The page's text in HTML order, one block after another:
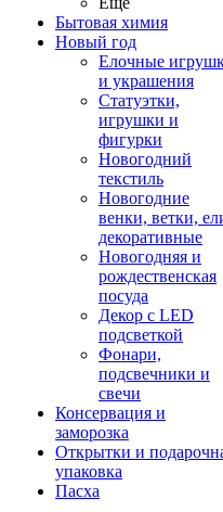
Бытовая химия
Новый год
Елочные
и украшения
Статуэтки,
игрушки и
фигурки
Новогодний
текстиль
Новогодние
венки, ветки,
декоративные
Новогодняя и
рождественская
посуда
Декор с LED
подсветкой
Фонари,
подсвечники и
свечи
Консервация и
заморозка
Открытки и
упаковка
Пасха